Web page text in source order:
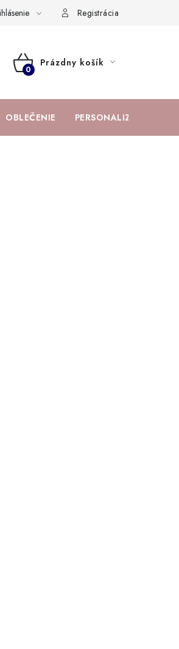
BABY zoznam obľúbených
Registrácia
NÁKUPNÝ
Prázdny košík
OBLEČENIE PERSONALIZOVANÉ